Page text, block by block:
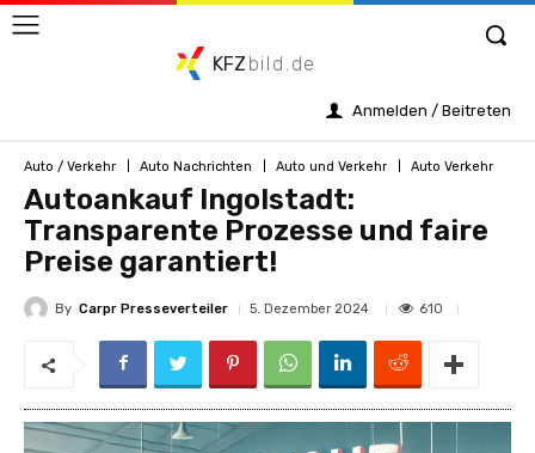
KFZ bild.de
Anmelden / Beitreten
Auto / Verkehr Auto Nachrichten Auto und Verkehr Auto Verkehr
Autoankauf Ingolstadt:
Transparente Prozesse und faire
Preise garantiert!
By Carpr Presseverteiler 5. Dezember 2024 610